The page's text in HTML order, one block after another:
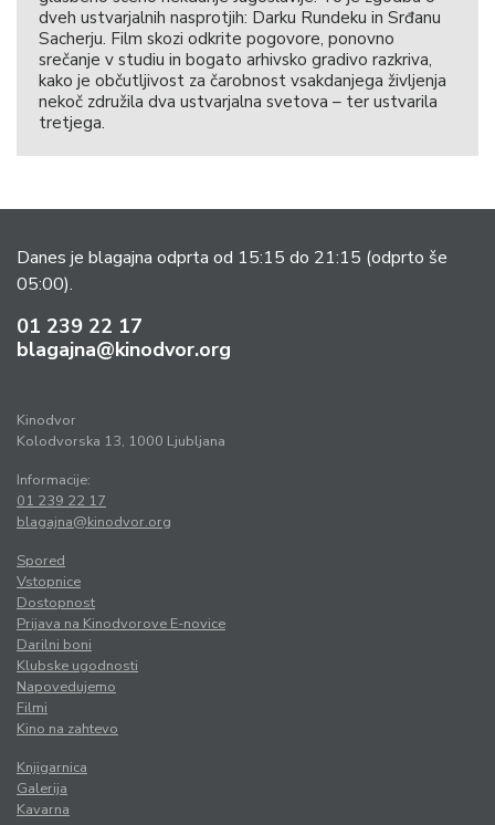
dveh ustvarjalnih nasprotjih: Darku Rundeku in Srđanu
Sacherju. Film skozi odkrite pogovore, ponovno
srečanje v studiu in bogato arhivsko gradivo razkriva,
kako je občutljivost za čarobnost vsakdanjega življenja
nekoč združila dva ustvarjalna svetova – ter ustvarila
tretjega.
Danes je blagajna odprta od 15:15 do 21:15 (odprto še
05:00).
01 239 22 17
blagajna@kinodvor.org
Kinodvor
Kolodvorska 13, 1000 Ljubljana
Informacije:
01 239 22 17
blagajna@kinodvor.org
Spored
Vstopnice
Dostopnost
Prijava na Kinodvorove E-novice
Darilni boni
Klubske ugodnosti
Napovedujemo
Filmi
Kino na zahtevo
Knjigarnica
Galerija
Kavarna